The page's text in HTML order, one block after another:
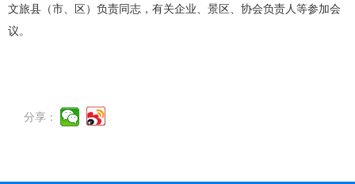
文旅县（市、区）负责同志，有关企业、景区、协会负责人等参加会
议。
分享：